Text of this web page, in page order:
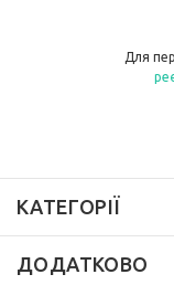
Для
КАТЕГОРІЇ
ДОДАТКОВО